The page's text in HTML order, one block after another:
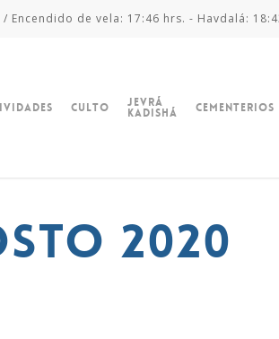
/ Encendido de vela: 17:46 hrs. - Havdalá:
Culto Jevrá
Kadishá Cementerios
2020